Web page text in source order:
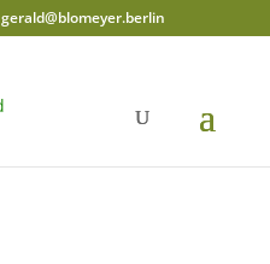
gerald@blomeyer.berlin